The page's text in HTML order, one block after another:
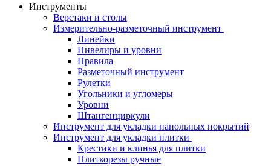
Инструменты
Верстаки и столы
Измерительно-разметочный инструмент
Линейки
Нивелиры и уровни
Правила
Разметочный инструмент
Рулетки
Угольники и угломеры
Уровни
Штангенциркули
Инструмент для укладки напольных покрытий
Инструмент для укладки плитки
Крестики и клинья для плитки
Плиткорезы ручные